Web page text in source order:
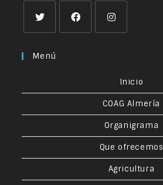
Menú
Inicio
COAG Almería
Organigrama
Que ofrecemos
Agricultura